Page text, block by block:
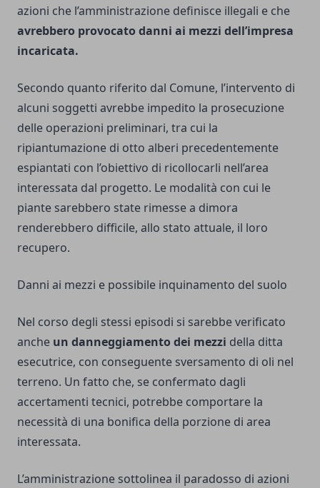
azioni che l’amministrazione definisce illegali e che
avrebbero provocato danni ai mezzi dell’impresa
incaricata.
Secondo quanto riferito dal Comune, l’intervento di
alcuni soggetti avrebbe impedito la prosecuzione
delle operazioni preliminari, tra cui la
ripiantumazione di otto alberi precedentemente
espiantati con l’obiettivo di ricollocarli nell’area
interessata dal progetto. Le modalità con cui le
piante sarebbero state rimesse a dimora
renderebbero difficile, allo stato attuale, il loro
recupero.
Danni ai mezzi e possibile inquinamento del suolo
Nel corso degli stessi episodi si sarebbe verificato
anche un danneggiamento dei mezzi della ditta
esecutrice, con conseguente sversamento di oli nel
terreno. Un fatto che, se confermato dagli
accertamenti tecnici, potrebbe comportare la
necessità di una bonifica della porzione di area
interessata.
L’amministrazione sottolinea il paradosso di azioni